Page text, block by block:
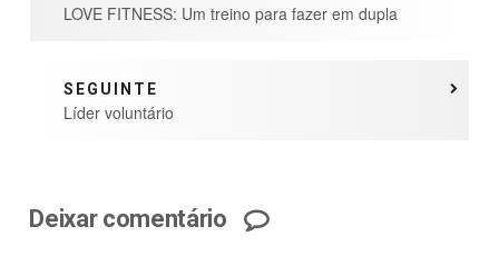
LOVE FITNESS: Um treino para fazer em dupla
SEGUINTE
Líder voluntário
Deixar comentário